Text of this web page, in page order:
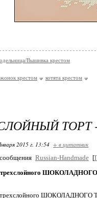
Вышивка крестом
крестом котята крестом
ТОРТ
2015 г. 13:54 + в цитатник
Russian-Handmade [
трехслойного
ШОКОЛАДНОГО